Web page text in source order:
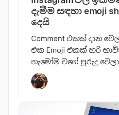
දැමීම සඳහා emoji
දෙයි
Comment එකක් දාන
එක Emoji එකක් හරි
හැමෝම වගේ පුරුදු